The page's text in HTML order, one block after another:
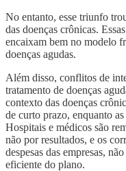
No entanto, esse triunfo
das doenças crônicas.
encaixam bem no modelo
doenças agudas.
Além disso, conflitos de
tratamento de doenças
contexto das doenças
de curto prazo, enquanto
Hospitais e médicos são
não por resultados, e os
despesas das empresas,
eficiente do plano.